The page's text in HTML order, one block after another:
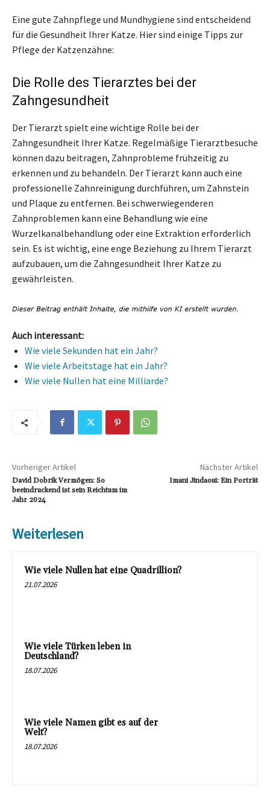
Eine gute Zahnpflege und Mundhygiene sind entscheidend
für die Gesundheit Ihrer Katze. Hier sind einige Tipps zur
Pflege der Katzenzähne:
Die Rolle des Tierarztes bei der
Zahngesundheit
Der Tierarzt spielt eine wichtige Rolle bei der
Zahngesundheit Ihrer Katze. Regelmäßige Tierarztbesuche
können dazu beitragen, Zahnprobleme frühzeitig zu
erkennen und zu behandeln. Der Tierarzt kann auch eine
professionelle Zahnreinigung durchführen, um Zahnstein
und Plaque zu entfernen. Bei schwerwiegenderen
Zahnproblemen kann eine Behandlung wie eine
Wurzelkanalbehandlung oder eine Extraktion erforderlich
sein. Es ist wichtig, eine enge Beziehung zu Ihrem Tierarzt
aufzubauen, um die Zahngesundheit Ihrer Katze zu
gewährleisten.
Auch interessant:
Wie viele Sekunden hat ein Jahr?
Wie viele Arbeitstage hat ein Jahr?
Wie viele Nullen hat eine Milliarde?
Vorheriger Artikel
David Dobrik Vermögen: So
beeindruckend ist sein Reichtum im
Jahr 2024
Nächster Artikel
Imani Jindaoui: Ein Porträt
Weiterlesen
Wie viele Nullen hat eine Quadrillion?
21.07.2026
Wie viele Türken leben in
Deutschland?
18.07.2026
Wie viele Namen gibt es auf der
Welt?
18.07.2026